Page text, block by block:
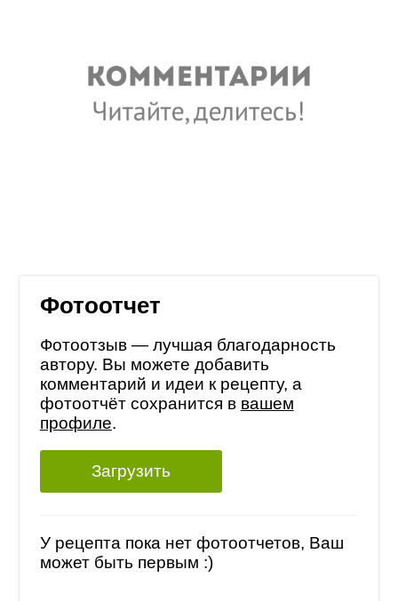
Фотоотчет
Фотоотзыв — лучшая благодарность
автору. Вы можете добавить
комментарий и идеи к рецепту, а
фотоотчёт сохранится в вашем
профиле.
Загрузить
У рецепта пока нет фотоотчетов, Ваш
может быть первым :)